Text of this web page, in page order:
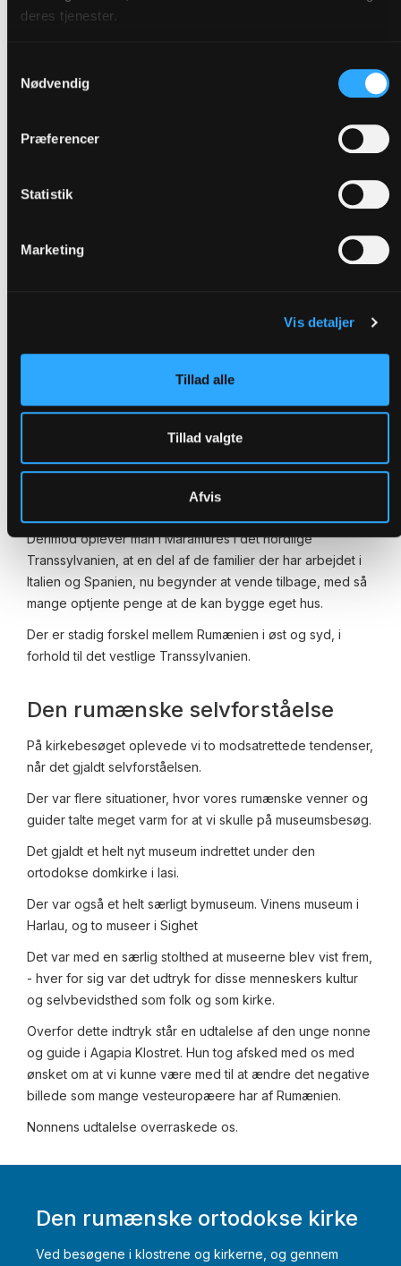
deres tjenester.
Nødvendig
Præferencer
Statistik
Marketing
Vis detaljer
Tillad alle
Tillad valgte
Afvis
Den store udfordring for det rumænske samfund er at
børnene. Og selv om forældrene sender gode penge
hjem til Rumænien, er det en problematisk løsning.
Det er ikke alene på grund af den bedre løn, rumænerne
Det er i høj grad også på grund af bedre muligheder for
være fri af korruptionens magt.
Men hvem er der tilbage i Rumænien til at tage ansvar i
forhold til arbejde, til de politiske og sociale opgaver i
samfundet og til de mange frivillige opgaver som er
udtrykte stor pessimisme på fremtidens vegne.
Derimod oplever man i Maramures i det nordlige
Transsylvanien, at en del af de familier der har arbejdet i
Italien og Spanien, nu begynder at vende tilbage, med så
mange optjente penge at de kan bygge eget hus.
Der er stadig forskel mellem Rumænien i øst og syd, i
forhold til det vestlige Transsylvanien.
Den rumænske selvforståelse
På kirkebesøget oplevede vi to modsatrettede tendenser,
når det gjaldt selvforståelsen.
Der var flere situationer, hvor vores rumænske venner og
guider talte meget varm for at vi skulle på museumsbesøg.
Det gjaldt et helt nyt museum indrettet under den
ortodokse domkirke i Iasi.
Der var også et helt særligt bymuseum. Vinens museum i
Harlau, og to museer i Sighet
Det var med en særlig stolthed at museerne blev vist frem,
- hver for sig var det udtryk for disse menneskers kultur
og selvbevidsthed som folk og som kirke.
Overfor dette indtryk står en udtalelse af den unge nonne
og guide i Agapia Klostret. Hun tog afsked med os med
ønsket om at vi kunne være med til at ændre det negative
billede som mange vesteuropæere har af Rumænien.
Nonnens udtalelse overraskede os.
Den rumænske ortodokse kirke
Ved besøgene i klostrene og kirkerne, og gennem